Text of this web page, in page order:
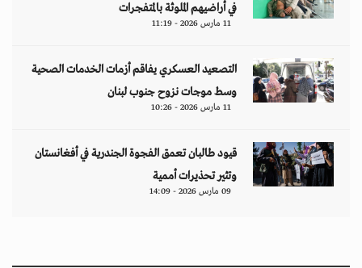
في أراضيهم الملوثة بالمتفجرات
11 مارس 2026 - 11:19
التصعيد العسكري يفاقم أزمات الخدمات الصحية
وسط موجات نزوح جنوب لبنان
11 مارس 2026 - 10:26
قيود طالبان تعمق الفجوة الجندرية في أفغانستان
وتثير تحذيرات أممية
09 مارس 2026 - 14:09